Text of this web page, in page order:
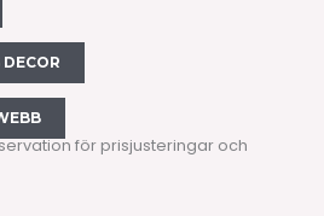
för prisjusteringar och